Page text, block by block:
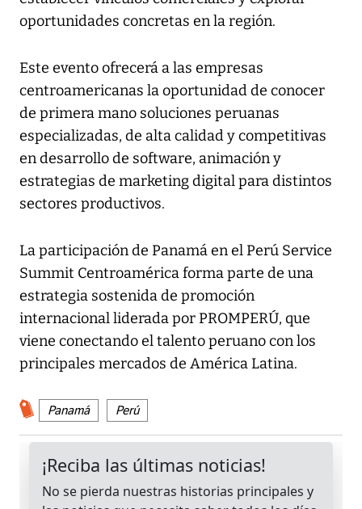
oportunidades concretas en la región.
Este evento ofrecerá a las empresas
centroamericanas la oportunidad de conocer
de primera mano soluciones peruanas
especializadas, de alta calidad y competitivas
en desarrollo de software, animación y
estrategias de marketing digital para distintos
sectores productivos.
La participación de Panamá en el Perú Service
Summit Centroamérica forma parte de una
estrategia sostenida de promoción
internacional liderada por PROMPERÚ, que
viene conectando el talento peruano con los
principales mercados de América Latina.
Panamá Perú